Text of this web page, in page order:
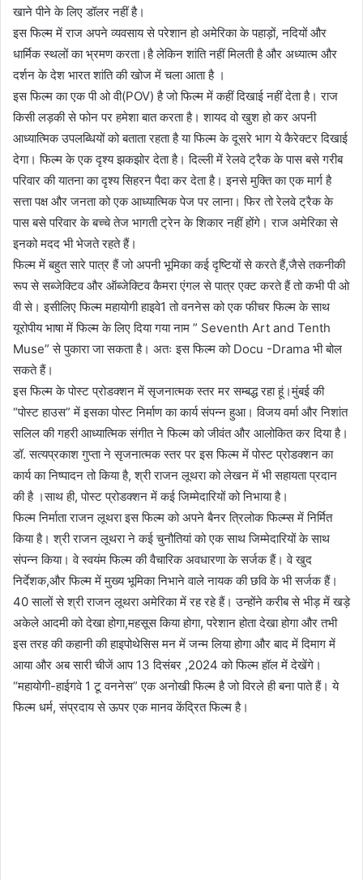
खाने पीने के लिए डॉलर नहीं है।
इस फिल्म में राज अपने व्यवसाय से परेशान हो अमेरिका के पहाड़ों, नदियों और
धार्मिक स्थलों का भ्रमण करता।है लेकिन शांति नहीं मिलती है और अध्यात्म और
दर्शन के देश भारत शांति की खोज में चला आता है ।
इस फिल्म का एक पी ओ वी(POV) है जो फिल्म में कहीं दिखाई नहीं देता है। राज
किसी लड़की से फोन पर हमेशा बात करता है। शायद वो खुश हो कर अपनी
आध्यात्मिक उपलब्धियों को बताता रहता है या फिल्म के दूसरे भाग ये कैरेक्टर दिखाई
देगा। फिल्म के एक दृश्य झकझोर देता है। दिल्ली में रेलवे ट्रैक के पास बसे गरीब
परिवार की यातना का दृश्य सिहरन पैदा कर देता है। इनसे मुक्ति का एक मार्ग है
सत्ता पक्ष और जनता को एक आध्यात्मिक पेज पर लाना। फिर तो रेलवे ट्रैक के
पास बसे परिवार के बच्चे तेज भागती ट्रेन के शिकार नहीं होंगे। राज अमेरिका से
इनको मदद भी भेजते रहते हैं।
फिल्म में बहुत सारे पात्र हैं जो अपनी भूमिका कई दृष्टियों से करते हैं,जैसे तकनीकी
रूप से सब्जेक्टिव और ऑब्जेक्टिव कैमरा एंगल से पात्र एक्ट करते हैं तो कभी पी ओ
वी से। इसीलिए फिल्म महायोगी हाइवे1 तो वननेस को एक फीचर फिल्म के साथ
यूरोपीय भाषा में फिल्म के लिए दिया गया नाम ” Seventh Art and Tenth
Muse” से पुकारा जा सकता है। अतः इस फिल्म को Docu -Drama भी बोल
सकते हैं।
इस फिल्म के पोस्ट प्रोडक्शन में सृजनात्मक स्तर मर सम्बद्ध रहा हूं।मुंबई की
“पोस्ट हाउस” में इसका पोस्ट निर्माण का कार्य संपन्न हुआ। विजय वर्मा और निशांत
सलिल की गहरी आध्यात्मिक संगीत ने फिल्म को जीवंत और आलोकित कर दिया है।
डॉ. सत्यप्रकाश गुप्ता ने सृजनात्मक स्तर पर इस फिल्म में पोस्ट प्रोडक्शन का
कार्य का निष्पादन तो किया है, श्री राजन लूथरा को लेखन में भी सहायता प्रदान
की है ।साथ ही, पोस्ट प्रोडक्शन में कई जिम्मेदारियों को निभाया है।
फिल्म निर्माता राजन लूथरा इस फिल्म को अपने बैनर त्रिलोक फिल्म्स में निर्मित
किया है। श्री राजन लूथरा ने कई चुनौतियां को एक साथ जिम्मेदारियों के साथ
संपन्न किया। वे स्वयंम फिल्म की वैचारिक अवधारणा के सर्जक हैं। वे खुद
निर्देशक,और फिल्म में मुख्य भूमिका निभाने वाले नायक की छवि के भी सर्जक हैं।
40 सालों से श्री राजन लूथरा अमेरिका में रह रहे हैं। उन्होंने करीब से भीड़ में खड़े
अकेले आदमी को देखा होगा,महसूस किया होगा, परेशान होता देखा होगा और तभी
इस तरह की कहानी की हाइपोथेसिस मन में जन्म लिया होगा और बाद में दिमाग में
आया और अब सारी चीजें आप 13 दिसंबर ,2024 को फिल्म हॉल में देखेंगे।
“महायोगी-हाईगवे 1 टू वननेस” एक अनोखी फिल्म है जो विरले ही बना पाते हैं। ये
फिल्म धर्म, संप्रदाय से ऊपर एक मानव केंद्रित फिल्म है।